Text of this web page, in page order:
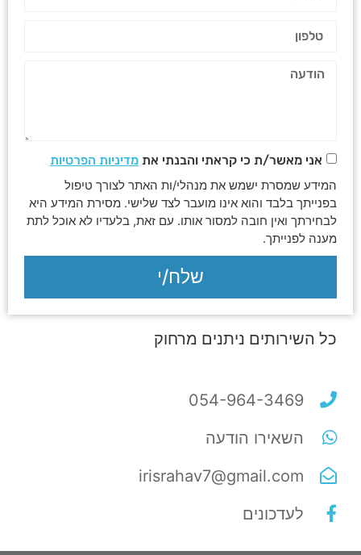
כל השירותים ניתנים מרחוק
054-964-3469
השאירו הודעה
irisrahav7@gmail.com
לעדכונים
אני מאשר/ת כי קראתי והבנתי את מדיניות הפרטיות
המידע שמסרת ישמש את מנהלי/ות האתר לצורך טיפול
בפנייתך בלבד והוא אינו מועבר לצד שלישי. מסירת המידע היא
לבחירתך ואין חובה למסור אותו. עם זאת, בלעדיו לא אוכל לתת
מענה לפנייתך.
שלח/י